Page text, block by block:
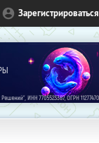
Зарегистрироваться